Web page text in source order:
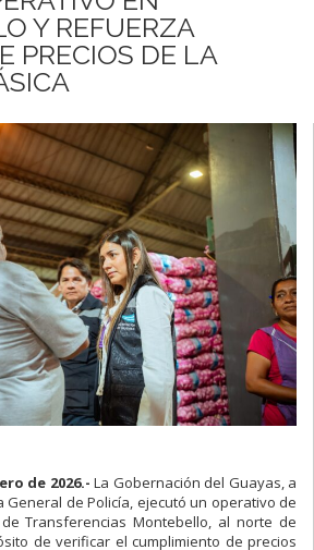
Y REFUERZA
PRECIOS DE LA
de 2026.- La Gobernación del Guayas, a
de Policía, ejecutó un operativo de
Transferencias Montebello, al norte de
de verificar el cumplimiento de precios